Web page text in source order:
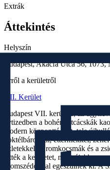
Extrák
Áttekintés
Helyszín
Budapest, Akácfa Utca 56, 1073,
Erről a kerületről
VII. Kerület
Budapest VII. kerülete, az
évtizedben a bohém utcácskák
modern központtá vált, tele
koktélbárokkal, éttermekkel,
üzletekkel. A romkocsmák és a
tették a kerületet, most újabb,
szomszédokkal egészülnek ki. A